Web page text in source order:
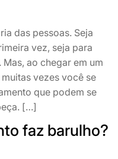
das pessoas. Seja
vez, seja para
ao chegar em um
vezes você se
que podem se
[…]
faz barulho?